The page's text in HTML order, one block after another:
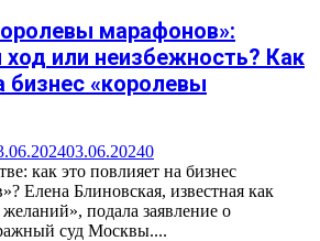
марафонов»:
ход или неизбежность? Как
бизнес «королевы
03.06.20240
как это повлияет на бизнес
Елена Блиновская, известная как
подала заявление о
суд Москвы....